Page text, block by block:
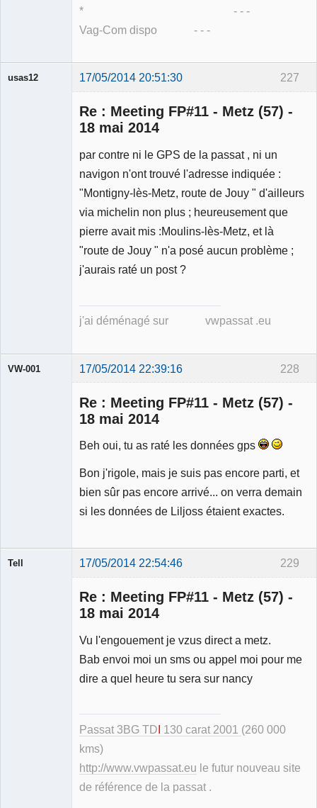
* - - -
Vag-Com dispo - - -
227
usas12 17/05/2014 20:51:30
Re : Meeting FP#11 - Metz (57) -
18 mai 2014
par contre ni le GPS de la passat , ni un
navigon n'ont trouvé l'adresse indiquée :
"Montigny-lès-Metz, route de Jouy " d'ailleurs
via michelin non plus ; heureusement que
pierre avait mis :Moulins-lès-Metz, et là
"route de Jouy " n'a posé aucun problème ;
j'aurais raté un post ?
j'ai déménagé sur vwpassat .eu
228
VW-001 17/05/2014 22:39:16
Re : Meeting FP#11 - Metz (57) -
18 mai 2014
Beh oui, tu as raté les données gps
Bon j'rigole, mais je suis pas encore parti, et
bien sûr pas encore arrivé... on verra demain
si les données de Liljoss étaient exactes.
229
Tell 17/05/2014 22:54:46
Re : Meeting FP#11 - Metz (57) -
18 mai 2014
Vu l'engouement je vzus direct a metz.
Bab envoi moi un sms ou appel moi pour me
dire a quel heure tu sera sur nancy
Passat 3BG TD 130 carat 2001 (260 000
kms)
http://www.vwpassat.eu le futur nouveau site
de référence de la passat .